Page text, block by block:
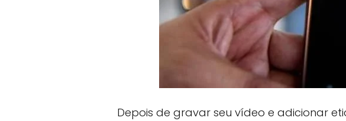
Depois de gravar seu vídeo e adicionar